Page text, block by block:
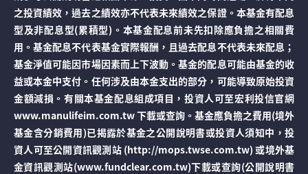
之投資績效，過去之績效亦不代表未來績效之保證。本基金有配息
型及非配息型(累積型)。本基金配息前未先扣除應負擔之相關費
用。基金配息不代表基金實際報酬，且過去配息不代表未來配息；
基金淨值可能因市場因素而上下波動。基金的配息可能由基金的收
益或本金中支付。任何涉及由本金支出的部分，可能導致原始投資
金額減損。有關本基金配息組成項目，投資人可至宏利投信官網
www.manulifeim.com.tw 下載或查詢。基金應負擔之費用(境外
基金含分銷費用)已揭露於基金之公開說明書或投資人須知中，投
資人可至公開資訊觀測站 (http://mops.twse.com.tw) 或境外基
金資訊觀測站(www.fundclear.com.tw)下載或查詢(公開說明書